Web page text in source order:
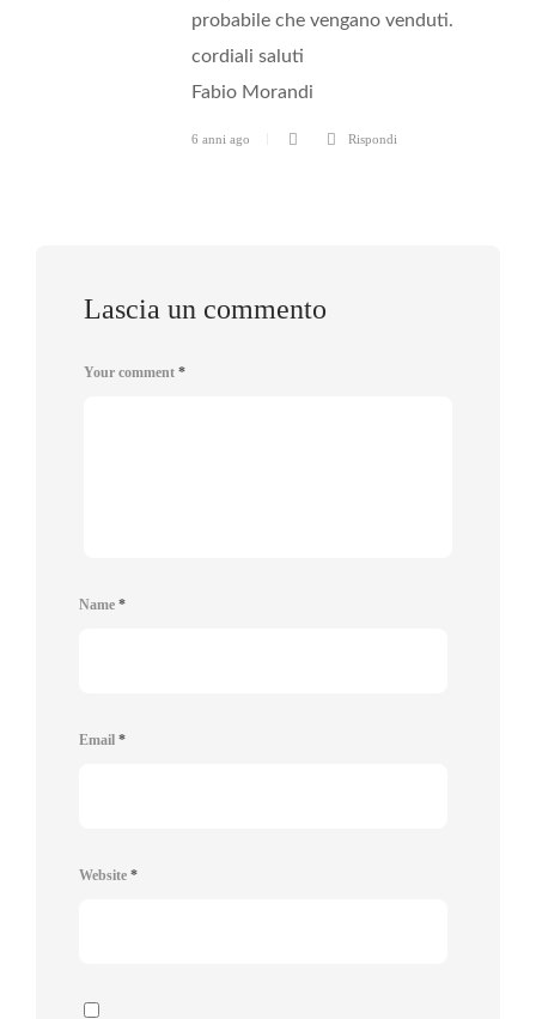
probabile che vengano venduti.
cordiali saluti
Fabio Morandi
6 anni ago Rispondi
Lascia un commento
Your comment *
Name *
Email *
Website *